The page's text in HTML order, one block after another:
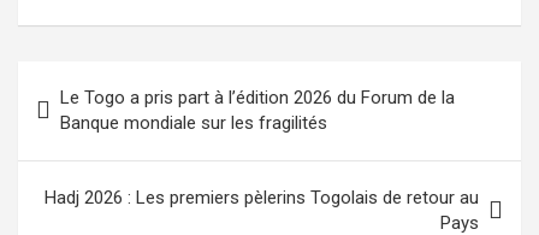
de
l’article
Le Togo a pris part à l’édition 2026 du Forum de la
Banque mondiale sur les fragilités
Hadj 2026 : Les premiers pèlerins Togolais de retour au
Pays